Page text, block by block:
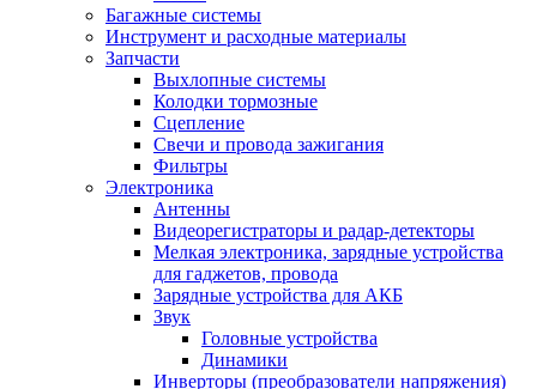
Багажные системы
Инструмент и расходные материалы
Запчасти
Выхлопные системы
Колодки тормозные
Сцепление
Свечи и провода зажигания
Фильтры
Электроника
Антенны
Видеорегистраторы и радар-детекторы
Мелкая электроника, зарядные устройства
для гаджетов, провода
Зарядные устройства для АКБ
Звук
Головные устройства
Динамики
Инверторы (преобразователи напряжения)